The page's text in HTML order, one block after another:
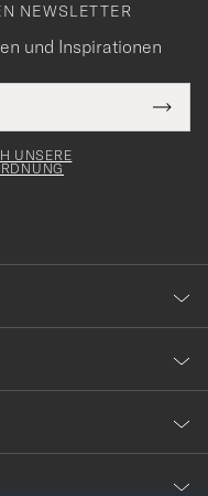
NEWSLETTER
und Inspirationen
UNSERE